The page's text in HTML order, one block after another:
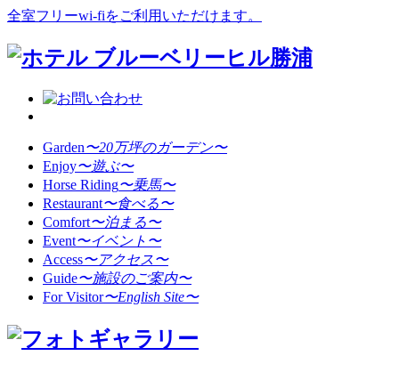
全室フリーwi-fiをご利用いただけます。
Garden〜20万坪のガーデン〜
Enjoy〜遊ぶ〜
Horse Riding〜乗馬〜
Restaurant〜食べる〜
Comfort〜泊まる〜
Event〜イベント〜
Access〜アクセス〜
Guide〜施設のご案内〜
For Visitor〜English Site〜